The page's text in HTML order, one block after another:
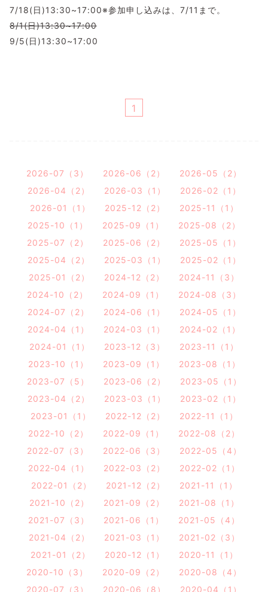
7/18(日)13:30~17:00※参加申し込みは、7/11まで。
8/1(日)13:30~17:00
9/5(日)13:30~17:00
1
2026-07（3） 2026-06（2）
2026-05（2）
2026-04（2）
2026-03（1）
2026-02（1）
2026-01（1）
2025-12（2）
2025-11（1）
2025-10（1）
2025-09（1）
2025-08（2）
2025-07（2）
2025-06（2）
2025-05（1）
2025-04（2）
2025-03（1）
2025-02（1）
2025-01（2）
2024-12（2）
2024-11（3）
2024-10（2）
2024-09（1）
2024-08（3）
2024-07（2）
2024-06（1）
2024-05（1）
2024-04（1）
2024-03（1）
2024-02（1）
2024-01（1）
2023-12（3）
2023-11（1）
2023-10（1）
2023-09（1）
2023-08（1）
2023-07（5）
2023-06（2）
2023-05（1）
2023-04（2）
2023-03（1）
2023-02（1）
2023-01（1）
2022-12（2）
2022-11（1）
2022-10（2）
2022-09（1）
2022-08（2）
2022-07（3）
2022-06（3）
2022-05（4）
2022-04（1）
2022-03（2）
2022-02（1）
2022-01（2）
2021-12（2）
2021-11（1）
2021-10（2）
2021-09（2）
2021-08（1）
2021-07（3）
2021-06（1）
2021-05（4）
2021-04（2）
2021-03（1）
2021-02（3）
2021-01（2）
2020-12（1）
2020-11（1）
2020-10（3）
2020-09（2）
2020-08（4）
2020-07（3）
2020-06（8）
2020-04（1）